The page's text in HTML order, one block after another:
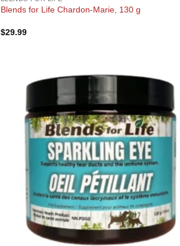
Blends for Life Chardon-Marie, 130 g
$29.99